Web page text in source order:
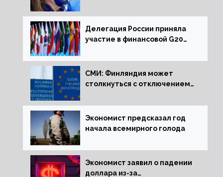
активов
Делегация России приняла
участие в финансовой G20
СМИ: Финляндия может
столкнуться с отключением
Экономист предсказал год
начала всемирного голода
Экономист заявил о падении
доллара из-за